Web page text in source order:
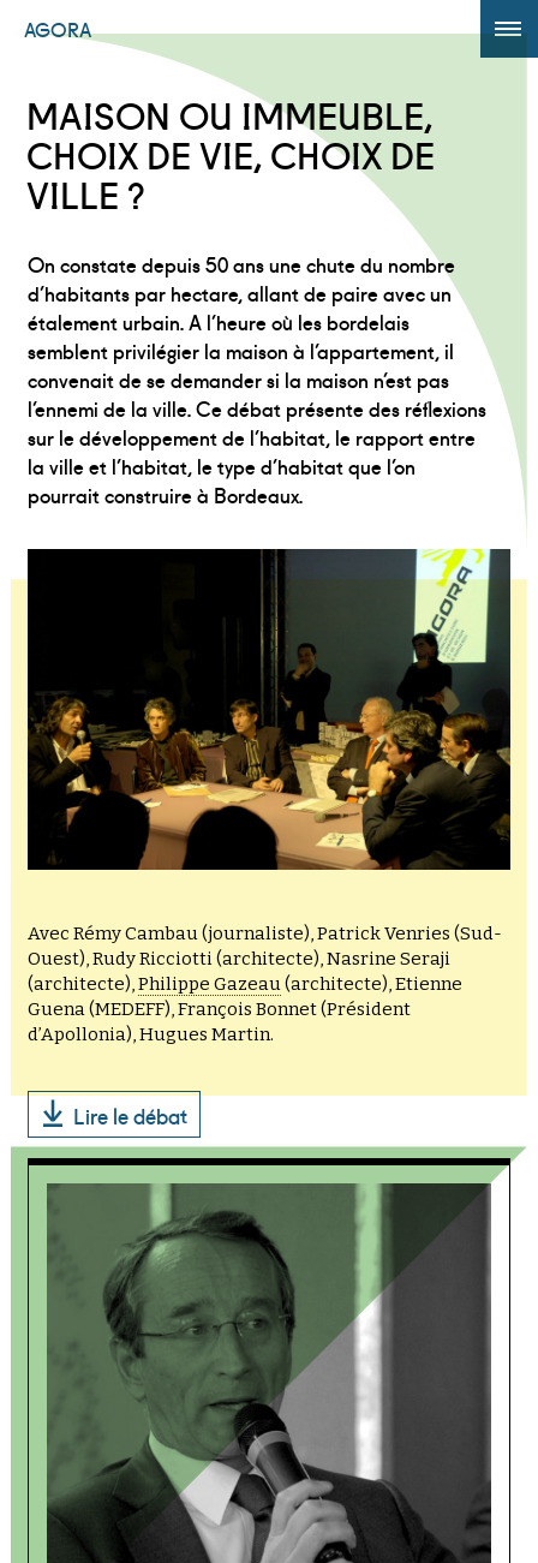
AGORA
AGORA +
Powered by
MAISON OU IMMEUBLE,
CHOIX DE VIE, CHOIX DE
VILLE ?
On constate depuis 50 ans une chute du nombre
d’habitants par hectare, allant de paire avec un
étalement urbain. A l’heure où les bordelais
semblent privilégier la maison à l’appartement, il
convenait de se demander si la maison n’est pas
l’ennemi de la ville. Ce débat présente des réflexions
sur le développement de l’habitat, le rapport entre
la ville et l’habitat, le type d’habitat que l’on
pourrait construire à Bordeaux.
Avec Rémy Cambau (journaliste), Patrick Venries (Sud-
Ouest), Rudy Ricciotti (architecte), Nasrine Seraji
(architecte),Philippe Gazeau(architecte), Etienne
Guena (MEDEFF), François Bonnet (Président
d’Apollonia), Hugues Martin.
Lire le débat